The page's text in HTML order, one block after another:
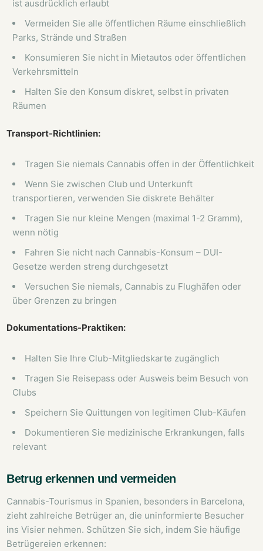
ist ausdrücklich erlaubt
Vermeiden Sie alle öffentlichen Räume einschließlich
Parks, Strände und Straßen
Konsumieren Sie nicht in Mietautos oder öffentlichen
Verkehrsmitteln
Halten Sie den Konsum diskret, selbst in privaten
Räumen
Transport-Richtlinien:
Tragen Sie niemals Cannabis offen in der Öffentlichkeit
Wenn Sie zwischen Club und Unterkunft
transportieren, verwenden Sie diskrete Behälter
Tragen Sie nur kleine Mengen (maximal 1-2 Gramm),
wenn nötig
Fahren Sie nicht nach Cannabis-Konsum – DUI-
Gesetze werden streng durchgesetzt
Versuchen Sie niemals, Cannabis zu Flughäfen oder
über Grenzen zu bringen
Dokumentations-Praktiken:
Halten Sie Ihre Club-Mitgliedskarte zugänglich
Tragen Sie Reisepass oder Ausweis beim Besuch von
Clubs
Speichern Sie Quittungen von legitimen Club-Käufen
Dokumentieren Sie medizinische Erkrankungen, falls
relevant
Betrug erkennen und vermeiden
Cannabis-Tourismus in Spanien, besonders in Barcelona,
zieht zahlreiche Betrüger an, die uninformierte Besucher
ins Visier nehmen. Schützen Sie sich, indem Sie häufige
Betrügereien erkennen: